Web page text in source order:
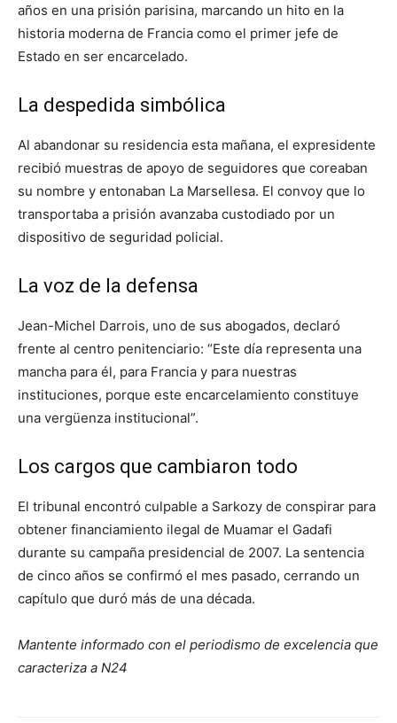
años en una prisión parisina, marcando un hito en la
historia moderna de Francia como el primer jefe de
Estado en ser encarcelado.
La despedida simbólica
Al abandonar su residencia esta mañana, el expresidente
recibió muestras de apoyo de seguidores que coreaban
su nombre y entonaban La Marsellesa. El convoy que lo
transportaba a prisión avanzaba custodiado por un
dispositivo de seguridad policial.
La voz de la defensa
Jean-Michel Darrois, uno de sus abogados, declaró
frente al centro penitenciario: “Este día representa una
mancha para él, para Francia y para nuestras
instituciones, porque este encarcelamiento constituye
una vergüenza institucional”.
Los cargos que cambiaron todo
El tribunal encontró culpable a Sarkozy de conspirar para
obtener financiamiento ilegal de Muamar el Gadafi
durante su campaña presidencial de 2007. La sentencia
de cinco años se confirmó el mes pasado, cerrando un
capítulo que duró más de una década.
Mantente informado con el periodismo de excelencia que
caracteriza a N24